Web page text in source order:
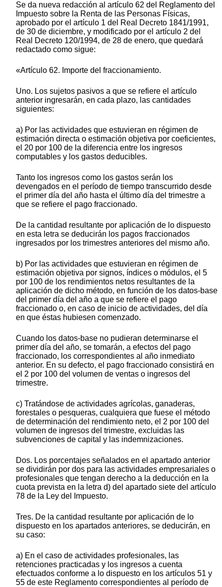
Se da nueva redacción al artículo 62 del Reglamento del
Impuesto sobre la Renta de las Personas Físicas,
aprobado por el artículo 1 del Real Decreto 1841/1991,
de 30 de diciembre, y modificado por el artículo 2 del
Real Decreto 120/1994, de 28 de enero, que quedará
redactado como sigue:
«Artículo 62. Importe del fraccionamiento.
Uno. Los sujetos pasivos a que se refiere el artículo
anterior ingresarán, en cada plazo, las cantidades
siguientes:
a) Por las actividades que estuvieran en régimen de
estimación directa o estimación objetiva por coeficientes,
el 20 por 100 de la diferencia entre los ingresos
computables y los gastos deducibles.
Tanto los ingresos como los gastos serán los
devengados en el período de tiempo transcurrido desde
el primer día del año hasta el último día del trimestre a
que se refiere el pago fraccionado.
De la cantidad resultante por aplicación de lo dispuesto
en esta letra se deducirán los pagos fraccionados
ingresados por los trimestres anteriores del mismo año.
b) Por las actividades que estuvieran en régimen de
estimación objetiva por signos, índices o módulos, el 5
por 100 de los rendimientos netos resultantes de la
aplicación de dicho método, en función de los datos-base
del primer día del año a que se refiere el pago
fraccionado o, en caso de inicio de actividades, del día
en que éstas hubiesen comenzado.
Cuando los datos-base no pudieran determinarse el
primer día del año, se tomarán, a efectos del pago
fraccionado, los correspondientes al año inmediato
anterior. En su defecto, el pago fraccionado consistirá en
el 2 por 100 del volumen de ventas o ingresos del
trimestre.
c) Tratándose de actividades agrícolas, ganaderas,
forestales o pesqueras, cualquiera que fuese el método
de determinación del rendimiento neto, el 2 por 100 del
volumen de ingresos del trimestre, excluidas las
subvenciones de capital y las indemnizaciones.
Dos. Los porcentajes señalados en el apartado anterior
se dividirán por dos para las actividades empresariales o
profesionales que tengan derecho a la deducción en la
cuota prevista en la letra d) del apartado siete del artículo
78 de la Ley del Impuesto.
Tres. De la cantidad resultante por aplicación de lo
dispuesto en los apartados anteriores, se deducirán, en
su caso:
a) En el caso de actividades profesionales, las
retenciones practicadas y los ingresos a cuenta
efectuados conforme a lo dispuesto en los artículos 51 y
55 de este Reglamento correspondientes al período de